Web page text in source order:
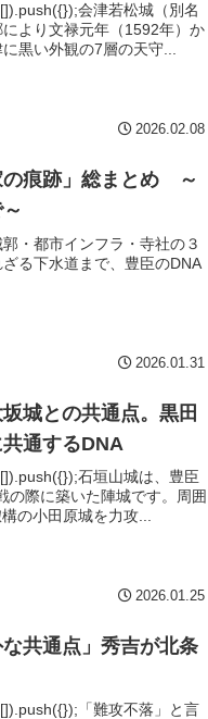
会津若松城（別名
より文禄元年（1592年）か
黒い外観の7層の天守...
2026.02.08
の痕跡」総まとめ ～
・都市インフラ・寺社の３
る下水道まで、豊臣のDNA
2026.01.31
城との共通点。黒田
通するDNA
石垣山城は、豊臣
の際に築いた陣城です。周囲
の小田原城を力攻...
2026.01.25
共通点」秀吉が北条
「難攻不落」と言